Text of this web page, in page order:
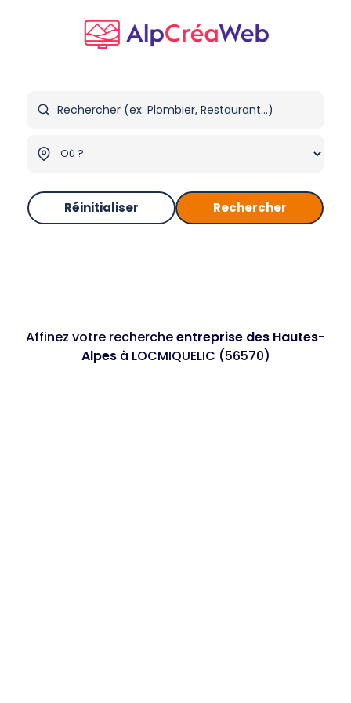
Réinitialiser Rechercher
Affinez votre rechercheentreprise des Hautes-
Alpesà LOCMIQUELIC (56570)